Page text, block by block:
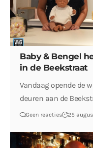
Baby & Bengel
in de Beekstraat
Vandaag opende de
deuren aan de
Geen reacties 25